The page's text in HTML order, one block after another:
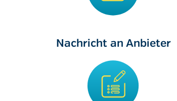
Nachricht an Anbieter